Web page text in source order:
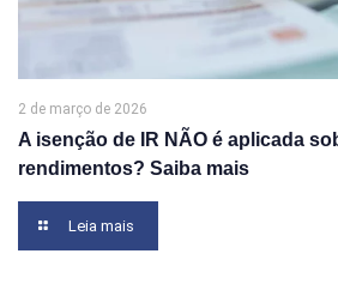
2 de março de 2026
A isenção de IR NÃO é aplicada
rendimentos? Saiba mais
Leia mais